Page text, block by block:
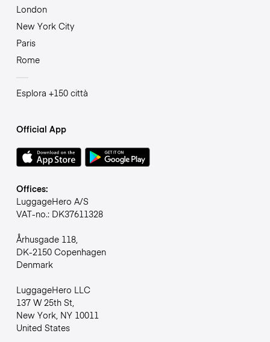
London
New York City
Paris
Rome
Esplora +150 città
Official App
Offices:
LuggageHero A/S
VAT-no.: DK37611328
Århusgade 118,
DK-2150 Copenhagen
Denmark
LuggageHero LLC
137 W 25th St,
New York, NY 10011
United States